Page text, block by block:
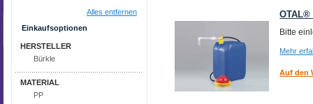
OTAL®
Bitte
Mehr
Auf den
Alles entfernen
Einkaufsoptionen
HERSTELLER
Bürkle
MATERIAL
PP